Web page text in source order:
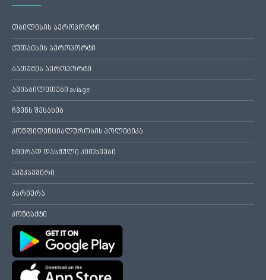
თბილისის აეროპორტი
ქუთაისის აეროპორტი
ბათუმის აეროპორტი
ავიაბილეთები avia.ge
ჩვენს შესახებ
კონფიდენციალურობის პოლიტიკა
ხშირად დასმული კითხვები
უკუკავშირი
კარიერა
კონტაქტი